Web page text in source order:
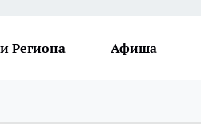
Региона Афиша